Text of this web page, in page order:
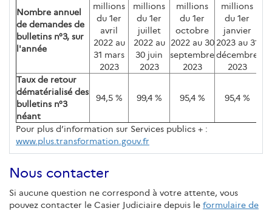
Nombre annuel
de demandes de
bulletins n°3, sur
l'année
millions
du 1er
avril
2022 au
31 mars
2023
millions
du 1er
juillet
2022 au
30 juin
2023
millions
du 1er
octobre
2022 au 30
septembre
2023
millions
du 1er
janvier
2023 au 31
décembre
2023
Taux de retour
dématérialisé des
bulletins n°3
néant
94,5 % 99,4 % 95,4 % 95,4 %
Pour plus d’information sur Services publics + :
www.plus.transformation.gouv.fr
Nous contacter
Si aucune question ne correspond à votre attente, vous
pouvez contacter le Casier Judiciaire depuis le formulaire de